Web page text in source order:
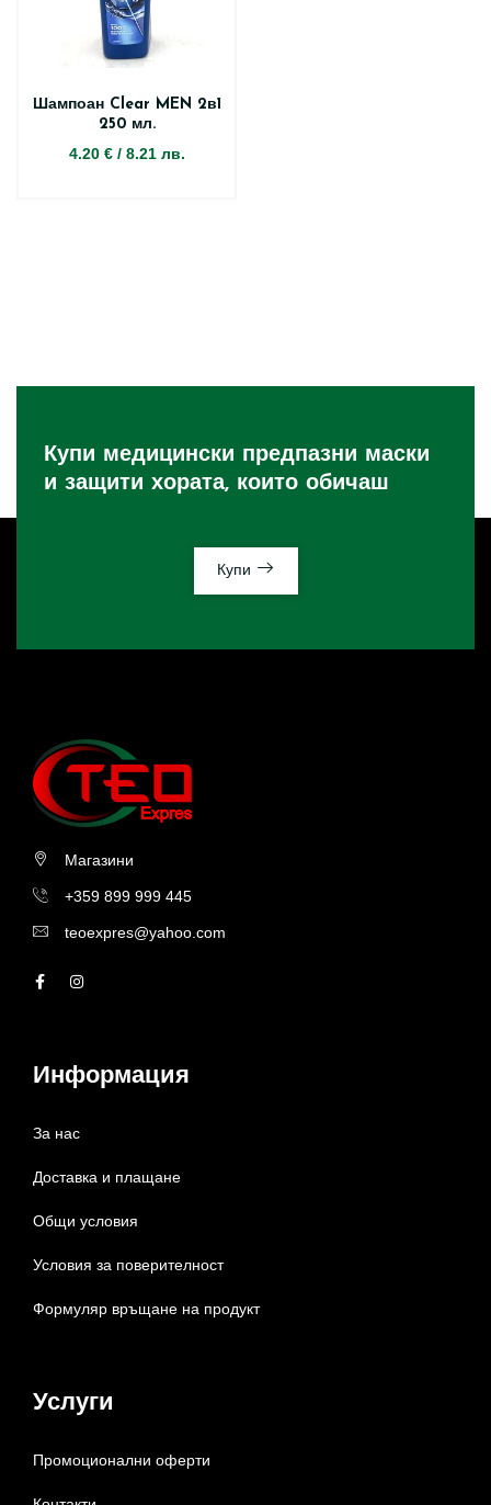
Шампоан Clear MEN 2в1
250 мл.
4.20 €/ 8.21 лв.
Купи медицински предпазни маски
и защити хората, които обичаш
Купи
Магазини
+359 899 999 445
teoexpres@yahoo.com
Информация
За нас
Доставка и плащане
Общи условия
Условия за поверителност
Формуляр връщане на продукт
Услуги
Промоционални оферти